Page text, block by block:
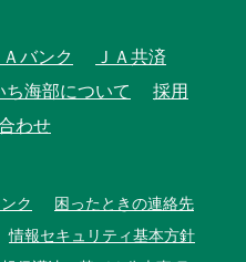
Ａバンク
ＪＡ共済
ち海部について
採用
わせ
ク
困ったときの連絡先
情報セキュリティ基本方針